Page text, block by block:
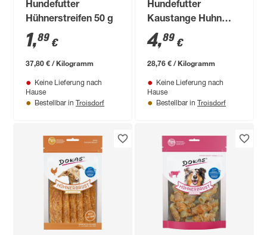
Hundefutter
Hühnerstreifen 50 g
1,89 €
37,80 € / Kilogramm
Keine Lieferung nach
Hause
Bestellbar in Troisdorf
Hundefutter
Kaustange Huhn
Fisch 170 g
4,89 €
28,76 € / Kilogramm
Keine Lieferung nach
Hause
Bestellbar in Troisdorf